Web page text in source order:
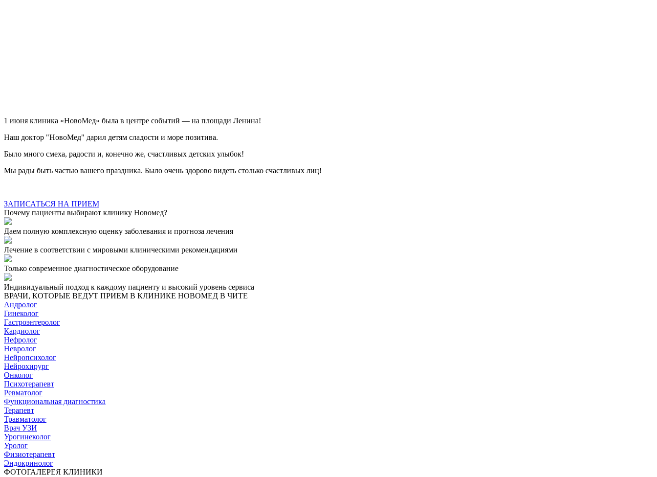
1 июня клиника «НовоМед» была в центре событий — на площади Ленина!
Наш доктор "НовоМед" дарил детям сладости и море позитива.
Было много смеха, радости и, конечно же, счастливых детских улыбок!
Мы рады быть частью вашего праздника. Было очень здорово видеть столько счастливых лиц!
ЗАПИСАТЬСЯ НА ПРИЕМ
Почему пациенты выбирают клинику Новомед?
Даем полную комплексную оценку заболевания и прогноза лечения
Лечение в соответствии с мировыми клиническими рекомендациями
Только современное диагностическое оборудование
Индивидуальный подход к каждому пациенту и высокий уровень сервиса
ВРАЧИ, КОТОРЫЕ ВЕДУТ ПРИЕМ В КЛИНИКЕ НОВОМЕД В ЧИТЕ
Андролог
Гинеколог
Гастроэнтеролог
Кардиолог
Нефролог
Невролог
Нейропсихолог
Нейрохирург
Онколог
Психотерапевт
Ревматолог
Функциональная диагностика
Терапевт
Травматолог
Врач УЗИ
Урогинеколог
Уролог
Физиотерапевт
Эндокринолог
ФОТОГАЛЕРЕЯ КЛИНИКИ